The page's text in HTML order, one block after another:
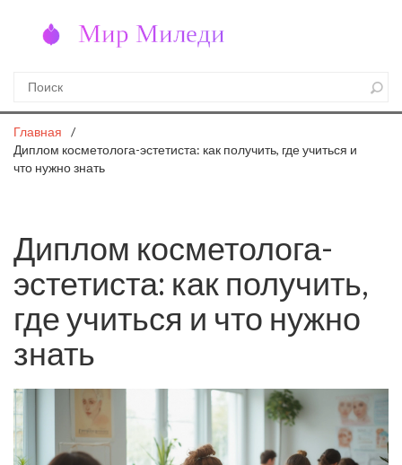
Главная
Диплом косметолога-эстетиста: как получить, где учиться и
что нужно знать
Диплом косметолога-
эстетиста: как получить,
где учиться и что нужно
знать